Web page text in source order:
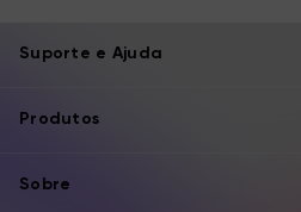
Suporte e Ajuda
Produtos
Sobre